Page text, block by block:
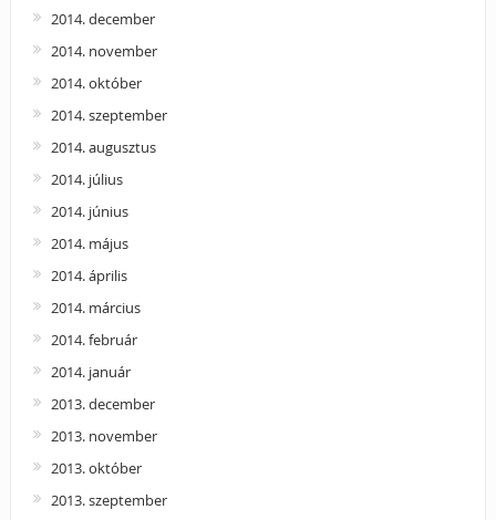
2014. december
2014. november
2014. október
2014. szeptember
2014. augusztus
2014. július
2014. június
2014. május
2014. április
2014. március
2014. február
2014. január
2013. december
2013. november
2013. október
2013. szeptember